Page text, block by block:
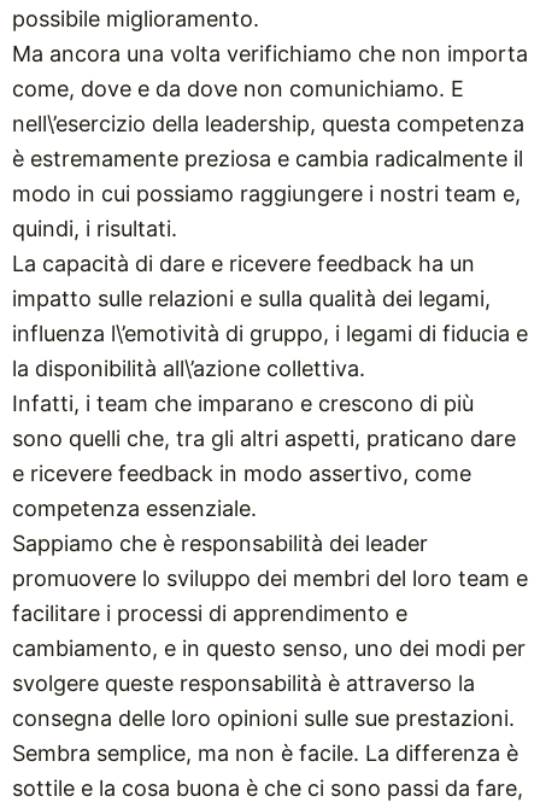
possibile miglioramento.
Ma ancora una volta verifichiamo che non importa
come, dove e da dove non comunichiamo. E
nell\’esercizio della leadership, questa competenza
è estremamente preziosa e cambia radicalmente il
modo in cui possiamo raggiungere i nostri team e,
quindi, i risultati.
La capacità di dare e ricevere feedback ha un
impatto sulle relazioni e sulla qualità dei legami,
influenza l\’emotività di gruppo, i legami di fiducia e
la disponibilità all\’azione collettiva.
Infatti, i team che imparano e crescono di più
sono quelli che, tra gli altri aspetti, praticano dare
e ricevere feedback in modo assertivo, come
competenza essenziale.
Sappiamo che è responsabilità dei leader
promuovere lo sviluppo dei membri del loro team e
facilitare i processi di apprendimento e
cambiamento, e in questo senso, uno dei modi per
svolgere queste responsabilità è attraverso la
consegna delle loro opinioni sulle sue prestazioni.
Sembra semplice, ma non è facile. La differenza è
sottile e la cosa buona è che ci sono passi da fare,